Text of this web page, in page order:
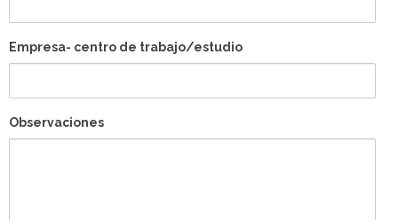
Empresa- centro de trabajo/estudio
Observaciones